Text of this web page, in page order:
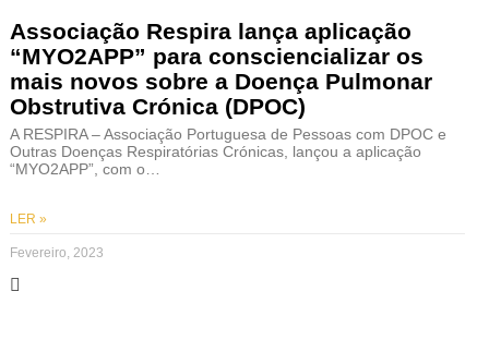
Associação Respira lança aplicação
“MYO2APP” para consciencializar os
mais novos sobre a Doença Pulmonar
Obstrutiva Crónica (DPOC)
A RESPIRA – Associação Portuguesa de Pessoas com DPOC e
Outras Doenças Respiratórias Crónicas, lançou a aplicação
“MYO2APP”, com o…
LER »
Fevereiro, 2023